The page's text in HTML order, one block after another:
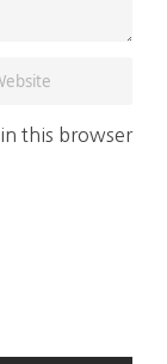
this browser